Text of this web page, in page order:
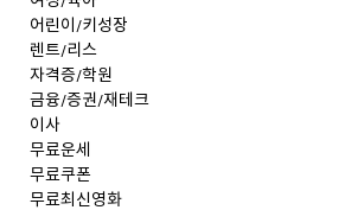
어린이/키성장
렌트/리스
자격증/학원
금융/증권/재테크
이사
무료운세
무료쿠폰
무료최신영화